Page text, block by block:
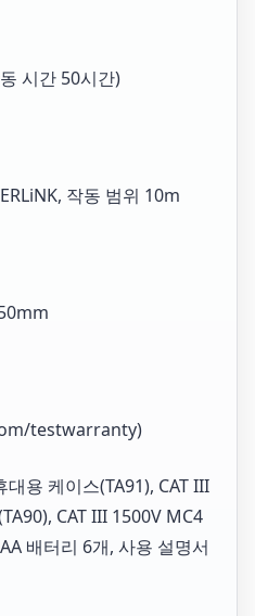
시간 50시간)
작동 범위 10m
testwarranty)
대용 케이스(TA91), CAT III
CAT III 1500V MC4
배터리 6개, 사용 설명서